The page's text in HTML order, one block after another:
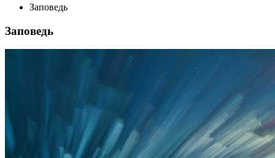
Заповедь
Заповедь